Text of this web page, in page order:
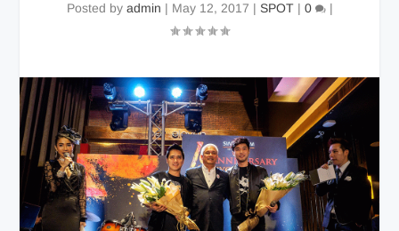
Posted by admin | May 12, 2017 | SPOT| 0 |